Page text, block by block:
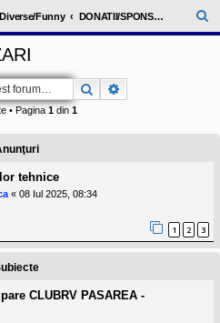
Diverse/Funny DONATII/SPONSORIZARI
ă
Căutare
• Pagina 1 din 1
tehnice
« 08 Iul 2025, 08:34
1 2 3
CLUBRV PASAREA -